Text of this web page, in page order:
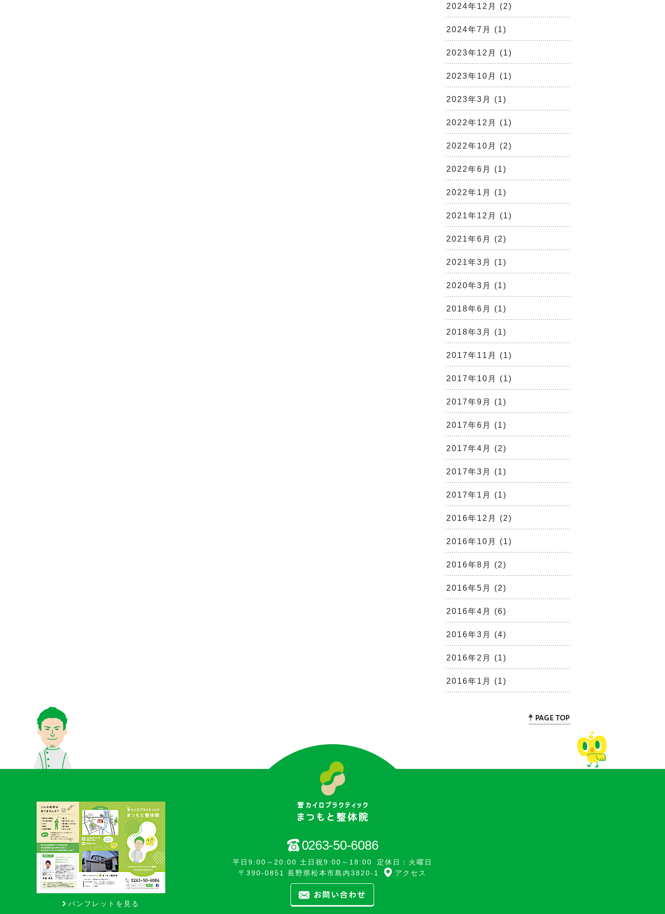
2024年12月 (2)
2024年7月 (1)
2023年12月 (1)
2023年10月 (1)
2023年3月 (1)
2022年12月 (1)
2022年10月 (2)
2022年6月 (1)
2022年1月 (1)
2021年12月 (1)
2021年6月 (2)
2021年3月 (1)
2020年3月 (1)
2018年6月 (1)
2018年3月 (1)
2017年11月 (1)
2017年10月 (1)
2017年9月 (1)
2017年6月 (1)
2017年4月 (2)
2017年3月 (1)
2017年1月 (1)
2016年12月 (2)
2016年10月 (1)
2016年8月 (2)
2016年5月 (2)
2016年4月 (6)
2016年3月 (4)
2016年2月 (1)
2016年1月 (1)
パンフレットを見る
0263-50-6086
平日9:00～20:00 土日祝9:00～18:00
定休日：火曜日
〒390-0851 長野県松本市島内3820-1
アクセス